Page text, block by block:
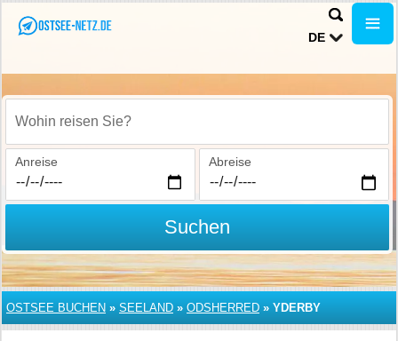
DE
Wohin reisen Sie?
Anreise Abreise
Suchen
OSTSEE BUCHEN » SEELAND » ODSHERRED » YDERBY